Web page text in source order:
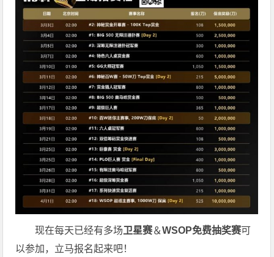
现在每天已经有多场卫星赛＆WSOP免费抽奖赛可
以参加，立马报名起来吧！